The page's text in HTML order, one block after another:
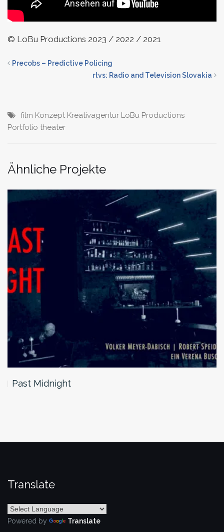
© LoBu Productions 2023 / 2022 / 2021
Precobs – Predictive Policing
rtvs: Radio and Television Slovakia
film Konzept Kreativagentur LoBu Productions
Portfolio theater
Ähnliche Projekte
Past Midnight
Translate
Powered by Translate